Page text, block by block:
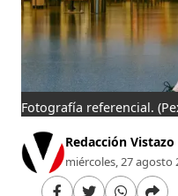
Fotografía referencial.
Redacción Vistazo
miércoles, 27 agosto